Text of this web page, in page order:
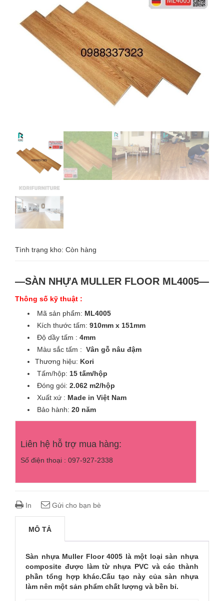
Tình trạng kho: Còn hàng
—SÀN NHỰA MULLER FLOOR ML4005—
Thông số kỹ thuật :
Mã sản phẩm: ML4005
Kích thước tấm: 910mm x 151mm
Độ dầy tấm : 4mm
Màu sắc tấm : Vân gỗ nâu đậm
Thương hiệu: Kori
Tấm/hộp: 15 tấm/hộp
Đóng gói: 2.062 m2/hộp
Xuất xứ : Made in Việt Nam
Bảo hành: 20 năm
Liên hệ hỗ trợ mua hàng:
Số điện thoại : 097-927-2338
In Gửi cho bạn bè
MÔ TẢ
Sàn nhựa Muller Floor 4005 là một loại sàn nhựa
composite được làm từ nhựa PVC và các thành
phần tổng hợp khác.Cấu tạo này của sàn nhựa
làm nên một sản phẩm chất lượng và bền bỉ.